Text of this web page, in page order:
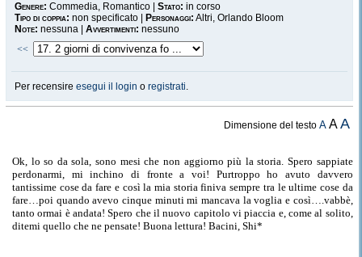
Genere: Commedia, Romantico | Stato: in corso
Tipo di coppia: non specificato | Personaggi: Altri, Orlando Bloom
Note: nessuna | Avvertimenti: nessuno
<<
Per recensire esegui il login o registrati.
Dimensione del testoA AA
Ok, lo so da sola, sono mesi che non aggiorno più la storia. Spero sappiate
perdonarmi, miinchino di fronte a voi! Purtroppo ho avuto davvero
tantissime cose da fare e così la mia storia finiva sempre tra le ultime cose da
fare…poi quando avevo cinque minuti mi mancava la voglia e così….vabbè,
tanto ormai è andata! Spero che il nuovo capitolo vi piaccia e, comeal solito,
ditemi quello che ne pensate! Buona lettura! Bacini, Shi*